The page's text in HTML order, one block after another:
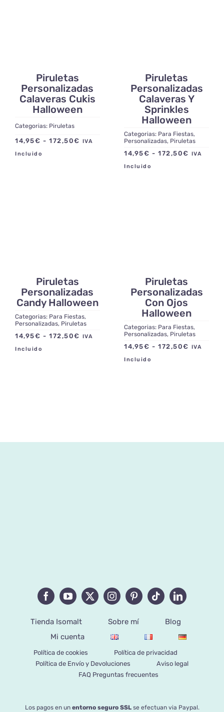
Piruletas
Personalizadas
Calaveras Cukis
Halloween
Categorias: Piruletas
14,95€ - 172,50€ Rango
IVA
Incluido
Piruletas
Personalizadas
Calaveras Y
Sprinkles
Halloween
Categorias: Para Fiestas,
Personalizadas, Piruletas
14,95€ - 172,50€ Rango
IVA
Incluido
Piruletas
Personalizadas
Candy Halloween
Categorias: Para Fiestas,
Personalizadas, Piruletas
14,95€ - 172,50€ Rango
IVA
Incluido
Piruletas
Personalizadas
Con Ojos
Halloween
Categorias: Para Fiestas,
Personalizadas, Piruletas
14,95€ - 172,50€ Rango
IVA
Incluido
Tienda Isomalt Sobre mí
Blog
Mi cuenta
Política de cookies
Política de privacidad
Política de Envío y Devoluciones
Aviso legal
FAQ Preguntas frecuentes
Los pagos en un entorno seguro SSLse efectuan via Paypal.